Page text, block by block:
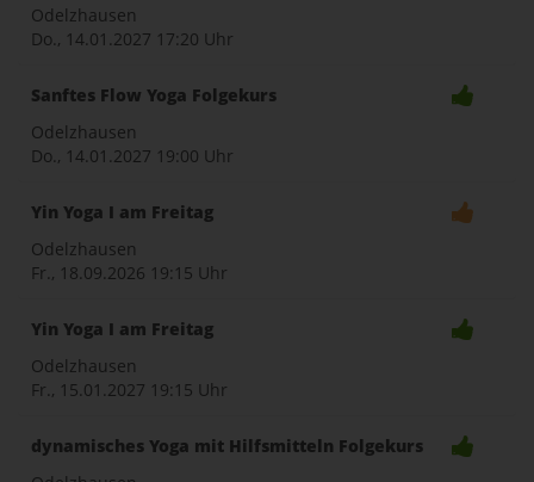
Odelzhausen
Do., 14.01.2027 17:20 Uhr
Sanftes Flow Yoga Folgekurs
Odelzhausen
Do., 14.01.2027 19:00 Uhr
Yin Yoga I am Freitag
Odelzhausen
Fr., 18.09.2026 19:15 Uhr
Yin Yoga I am Freitag
Odelzhausen
Fr., 15.01.2027 19:15 Uhr
dynamisches Yoga mit Hilfsmitteln Folgekurs